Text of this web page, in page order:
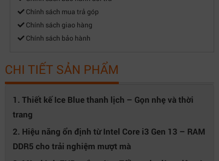
Chính sách mua trả góp
Chính sách giao hàng
Chính sách bảo hành
CHI TIẾT SẢN PHẨM
1. Thiết kế Ice Blue thanh lịch – Gọn nhẹ và thời
trang
2. Hiệu năng ổn định từ Intel Core i3 Gen 13 – RAM
DDR5 cho trải nghiệm mượt mà